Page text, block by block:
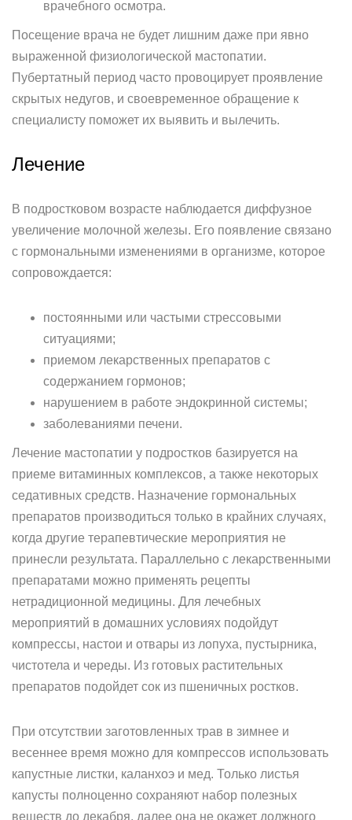
врачебного осмотра.
Посещение врача не будет лишним даже при явно
выраженной физиологической мастопатии.
Пубертатный период часто провоцирует проявление
скрытых недугов, и своевременное обращение к
специалисту поможет их выявить и вылечить.
Лечение
В подростковом возрасте наблюдается диффузное
увеличение молочной железы. Его появление связано
с гормональными изменениями в организме, которое
сопровождается:
постоянными или частыми стрессовыми
ситуациями;
приемом лекарственных препаратов с
содержанием гормонов;
нарушением в работе эндокринной системы;
заболеваниями печени.
Лечение мастопатии у подростков базируется на
приеме витаминных комплексов, а также некоторых
седативных средств. Назначение гормональных
препаратов производиться только в крайних случаях,
когда другие терапевтические мероприятия не
принесли результата. Параллельно с лекарственными
препаратами можно применять рецепты
нетрадиционной медицины. Для лечебных
мероприятий в домашних условиях подойдут
компрессы, настои и отвары из лопуха, пустырника,
чистотела и череды. Из готовых растительных
препаратов подойдет сок из пшеничных ростков.
При отсутствии заготовленных трав в зимнее и
весеннее время можно для компрессов использовать
капустные листки, каланхоэ и мед. Только листья
капусты полноценно сохраняют набор полезных
веществ до декабря, далее она не окажет должного